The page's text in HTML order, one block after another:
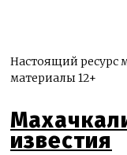
Настоящий ресурс
материалы 12+
известия